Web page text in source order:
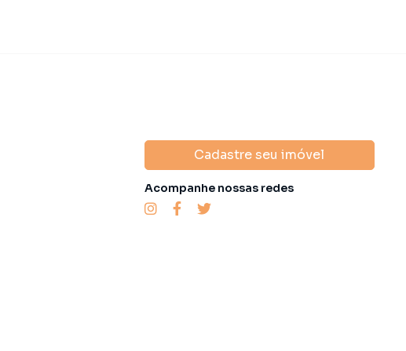
Cadastre seu imóvel
Acompanhe nossas redes